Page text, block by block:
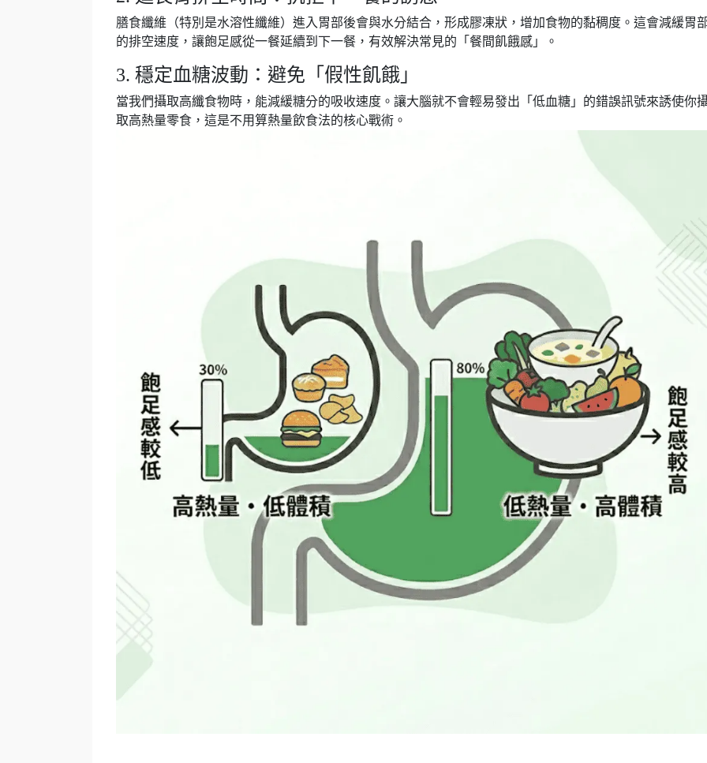
膳食纖維（特別是水溶性纖維）進入胃部後會與水分結合，形成膠凍狀，增加食物的黏稠度。這會減緩胃
的排空速度，讓飽足感從一餐延續到下一餐，有效解決常見的「餐間飢餓感」。
3. 穩定血糖波動：避免「假性飢餓」
當我們攝取高纖食物時，能減緩糖分的吸收速度。讓大腦就不會輕易發出「低血糖」的錯誤訊號來誘使你
取高熱量零食，這是不用算熱量飲食法的核心戰術。